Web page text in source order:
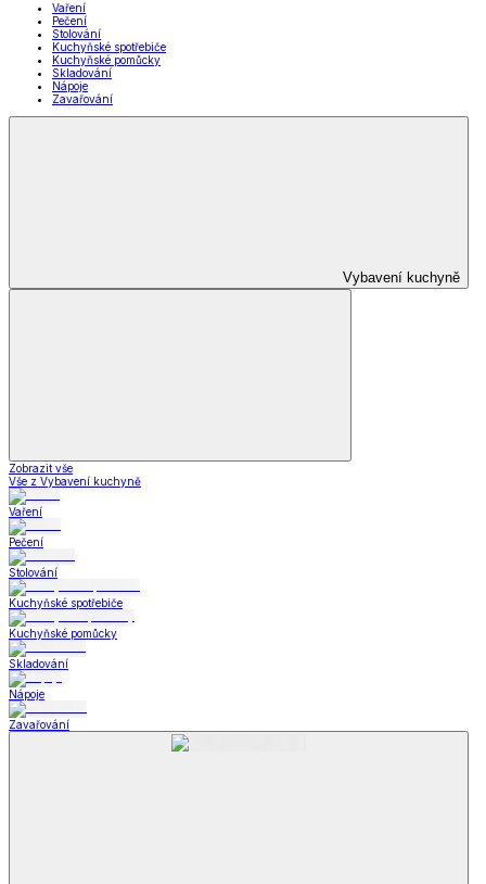
Vaření
Pečení
Stolování
Kuchyňské spotřebiče
Kuchyňské pomůcky
Skladování
Nápoje
Zavařování
Vybavení kuchyně
Zobrazit vše
Vše z Vybavení kuchyně
Vaření
Pečení
Stolování
Kuchyňské spotřebiče
Kuchyňské pomůcky
Skladování
Nápoje
Zavařování